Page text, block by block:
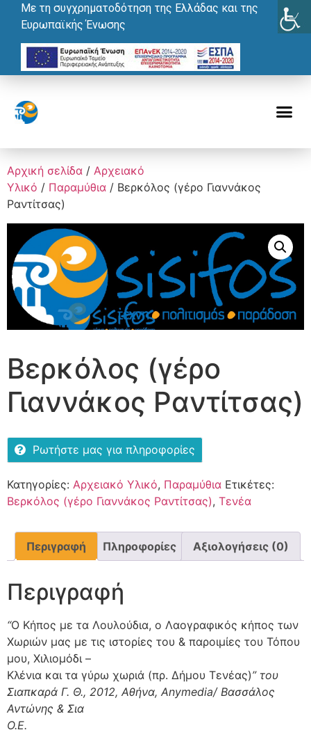
Με τη συγχρηματοδότηση της Ελλάδας και της
Ευρωπαϊκής Ένωσης
Αρχική σελίδα / Αρχειακό
Υλικό / Παραμύθια / Βερκόλος (γέρο Γιαννάκος
Ραντίτσας)
Βερκόλος (γέρο
Γιαννάκος Ραντίτσας)
Ρωτήστε μας για πληροφορίες
Κατηγορίες: Αρχειακό Υλικό, Παραμύθια Ετικέτες:
Βερκόλος (γέρο Γιαννάκος Ραντίτσας), Τενέα
Περιγραφή Πληροφορίες Αξιολογήσεις (0)
Περιγραφή
“Ο Κήπος με τα Λουλούδια, ο Λαογραφικός κήπος των
Χωριών μας με τις ιστορίες του & παροιμίες του Τόπου
μου, Χιλιομόδι –
Κλένια και τα γύρω χωριά (πρ. Δήμου Τενέας)” του
Σιαπκαρά Γ. Θ., 2012, Αθήνα, Anymedia/ Βασσάλος
Αντώνης & Σια
Ο.Ε.